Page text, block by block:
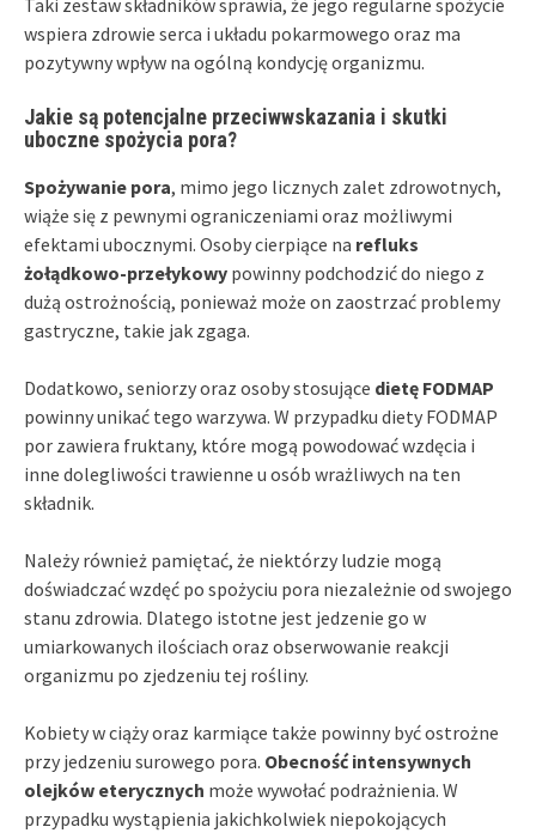
wspiera zdrowie serca i układu pokarmowego oraz ma
pozytywny wpływ na ogólną kondycję organizmu.
Jakie są potencjalne przeciwwskazania i skutki
uboczne spożycia pora?
Spożywanie pora, mimo jego licznych zalet zdrowotnych,
wiąże się z pewnymi ograniczeniami oraz możliwymi
efektami ubocznymi. Osoby cierpiące na refluks
żołądkowo-przełykowy powinny podchodzić do niego z
dużą ostrożnością, ponieważ może on zaostrzać problemy
gastryczne, takie jak zgaga.
Dodatkowo, seniorzy oraz osoby stosujące dietę FODMAP
powinny unikać tego warzywa. W przypadku diety FODMAP
por zawiera fruktany, które mogą powodować wzdęcia i
inne dolegliwości trawienne u osób wrażliwych na ten
składnik.
Należy również pamiętać, że niektórzy ludzie mogą
doświadczać wzdęć po spożyciu pora niezależnie od swojego
stanu zdrowia. Dlatego istotne jest jedzenie go w
umiarkowanych ilościach oraz obserwowanie reakcji
organizmu po zjedzeniu tej rośliny.
Kobiety w ciąży oraz karmiące także powinny być ostrożne
przy jedzeniu surowego pora. Obecność intensywnych
olejków eterycznych może wywołać podrażnienia. W
przypadku wystąpienia jakichkolwiek niepokojących